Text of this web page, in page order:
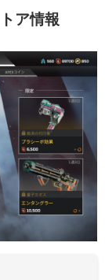
ア情報